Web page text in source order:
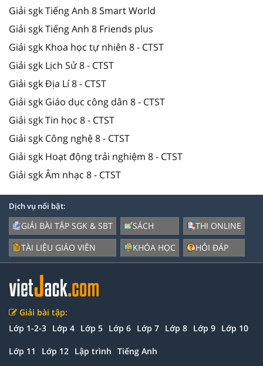
Giải sgk Tiếng Anh 8 Smart World
Giải sgk Tiếng Anh 8 Friends plus
Giải sgk Khoa học tự nhiên 8 - CTST
Giải sgk Lịch Sử 8 - CTST
Giải sgk Địa Lí 8 - CTST
Giải sgk Giáo dục công dân 8 - CTST
Giải sgk Tin học 8 - CTST
Giải sgk Công nghệ 8 - CTST
Giải sgk Hoạt động trải nghiệm 8 - CTST
Giải sgk Âm nhạc 8 - CTST
Dịch vụ nổi bật:
GIẢI BÀI TẬP SGK & SBT
TÀI LIỆU GIÁO VIÊN
SÁCH
KHÓA HỌC
THI ONLINE
HỎI ĐÁP
Giải bài tập:
Lớp 1-2-3 Lớp 4 Lớp 5 Lớp 6 Lớp 7 Lớp 8 Lớp 9 Lớp 10
Lớp 11 Lớp 12 Lập trình Tiếng Anh